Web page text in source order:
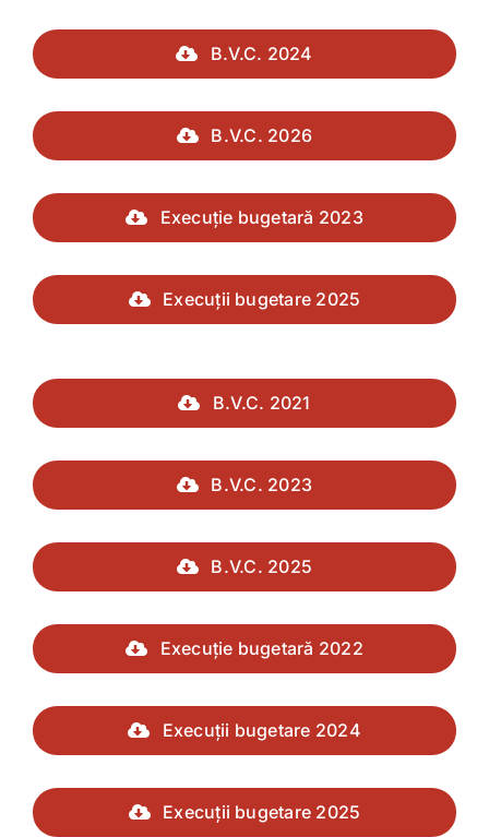
B.V.C. 2024
B.V.C. 2026
Execuție bugetară 2023
Execuții bugetare 2025
B.V.C. 2021
B.V.C. 2023
B.V.C. 2025
Execuție bugetară 2022
Execuții bugetare 2024
Execuții bugetare 2025